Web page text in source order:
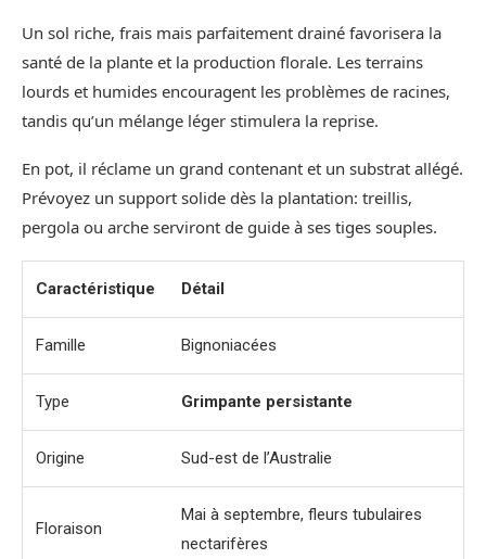
Un sol riche, frais mais parfaitement drainé favorisera la
santé de la plante et la production florale. Les terrains
lourds et humides encouragent les problèmes de racines,
tandis qu’un mélange léger stimulera la reprise.
En pot, il réclame un grand contenant et un substrat allégé.
Prévoyez un support solide dès la plantation: treillis,
pergola ou arche serviront de guide à ses tiges souples.
Caractéristique Détail
Famille Bignoniacées
Type Grimpante persistante
Origine Sud-est de l’Australie
Floraison
Mai à septembre, fleurs tubulaires
nectarifères